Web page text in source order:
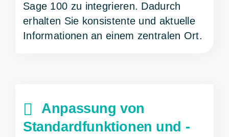
Sage 100 zu integrieren. Dadurch
erhalten Sie konsistente und aktuelle
Informationen an einem zentralen Ort.
Anpassung von
Standardfunktionen und -